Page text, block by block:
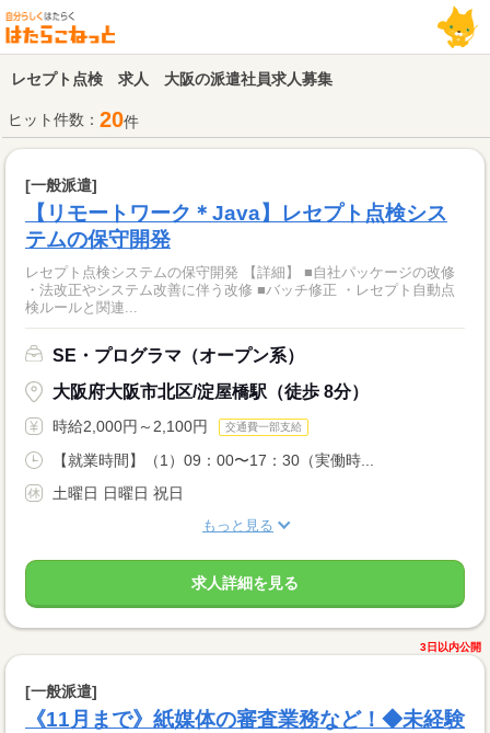
レセプト点検 求人 大阪の派遣社員求人募集
ヒット件数： 20件
[一般派遣]
【リモートワーク＊Java】レセプト点検シス
テムの保守開発
レセプト点検システムの保守開発 【詳細】 ■自社パッケージの改修
・法改正やシステム改善に伴う改修 ■バッチ修正 ・レセプト自動点
検ルールと関連...
SE・プログラマ（オープン系）
大阪府大阪市北区/淀屋橋駅（徒歩 8分）
時給2,000円～2,100円 交通費一部支給
【就業時間】（1）09：00〜17：30（実働時...
土曜日 日曜日 祝日
もっと見る
求人詳細を見る
3日以内公開
[一般派遣]
《11月まで》紙媒体の審査業務など！◆未経験